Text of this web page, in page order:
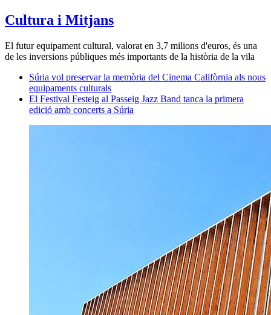
Cultura i Mitjans
El futur equipament cultural, valorat en 3,7 milions d'euros, és una
de les inversions públiques més importants de la història de la vila
Súria vol preservar la memòria del Cinema Califòrnia als nous
equipaments culturals
El Festival Festeig al Passeig Jazz Band tanca la primera
edició amb concerts a Súria